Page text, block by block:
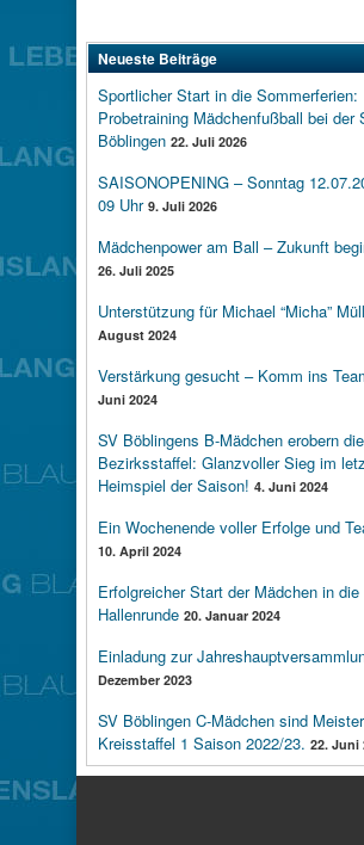
Neueste Beiträge
Sportlicher Start in die Sommerferien:
Probetraining Mädchenfußball bei der
Böblingen 22. Juli 2026
SAISONOPENING – Sonntag
09 Uhr 9. Juli 2026
Mädchenpower am Ball – Zukunft
26. Juli 2025
Unterstützung für Michael “Micha”
August 2024
Verstärkung gesucht – Komm ins
Juni 2024
SV Böblingens B-Mädchen erobern die
Bezirksstaffel: Glanzvoller Sieg im
Heimspiel der Saison! 4. Juni 2024
Ein Wochenende voller Erfolge und
10. April 2024
Erfolgreicher Start der Mädchen in die
Hallenrunde 20. Januar 2024
Einladung zur
Dezember 2023
SV Böblingen C-Mädchen sind
Kreisstaffel 1 Saison 2022/23. 22. Juni